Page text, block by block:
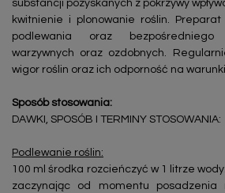
substancji pozyskanych z pokrzywy
kwitnienie i plonowanie roślin.
podlewania oraz bezpośredniego
warzywnych oraz ozdobnych.
wigor roślin oraz ich odporność na
Sposób stosowania:
DAWKI, SPOSÓB I TERMINY STOSOWANIA:
Podlewanie roślin:
100 ml środka rozcieńczyć w 1 litrze
zaczynając od momentu posadzenia